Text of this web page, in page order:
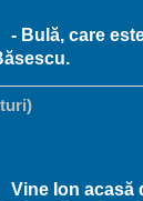
- Bulă, care
Vine Ion acasă